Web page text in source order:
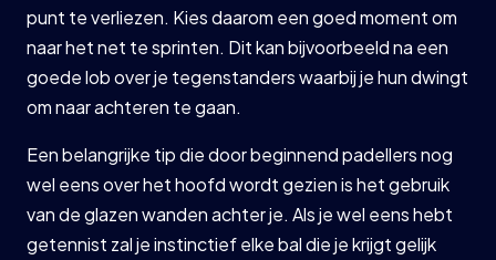
punt te verliezen. Kies daarom een goed moment om
naar het net te sprinten. Dit kan bijvoorbeeld na een
goede lob over je tegenstanders waarbij je hun dwingt
om naar achteren te gaan.
Een belangrijke tip die door beginnend padellers nog
wel eens over het hoofd wordt gezien is het gebruik
van de glazen wanden achter je. Als je wel eens hebt
getennist zal je instinctief elke bal die je krijgt gelijk